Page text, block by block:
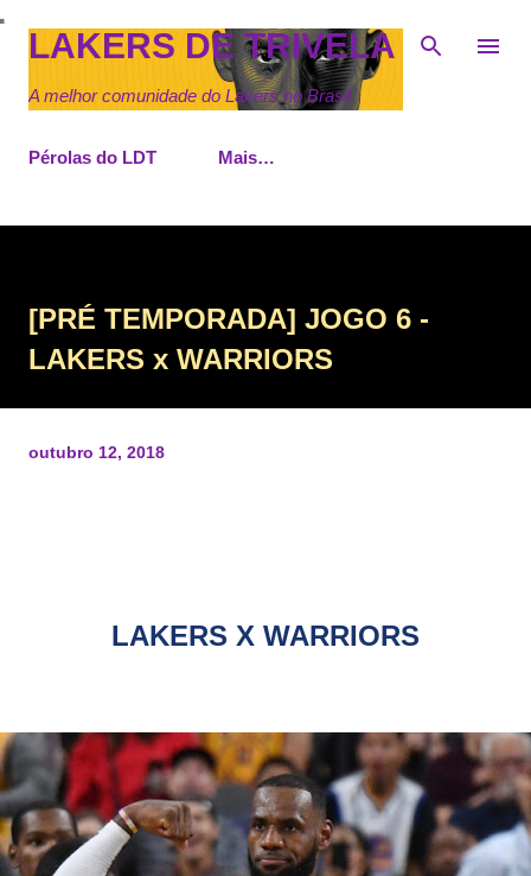
Pular para o conteúdo principal
LAKERS DE TRIVELA
A melhor comunidade do Lakers no Brasil
Pérolas do LDT Mais…
[PRÉ TEMPORADA] JOGO 6 -
LAKERS x WARRIORS
outubro 12, 2018
LAKERS X WARRIORS